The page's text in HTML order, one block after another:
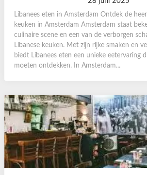
Libanees eten in Amsterdam Ontdek de
keuken in Amsterdam Amsterdam staat
culinaire scene en een van de verborgen
Libanese keuken. Met zijn rijke smaken en
biedt Libanees eten een unieke eetervaring
moeten ontdekken. In Amsterdam...